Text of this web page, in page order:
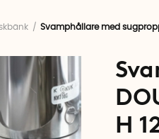
Svamphållare med sugpropp,
H